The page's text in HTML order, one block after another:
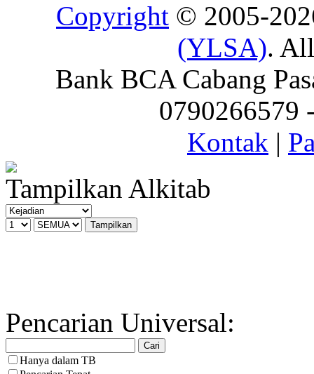
Copyright © 2005-
(YLSA).
Bank BCA Cabang
0790266579
Kontak |
Tampilkan Alkitab
Pencarian Universal:
Hanya dalam TB